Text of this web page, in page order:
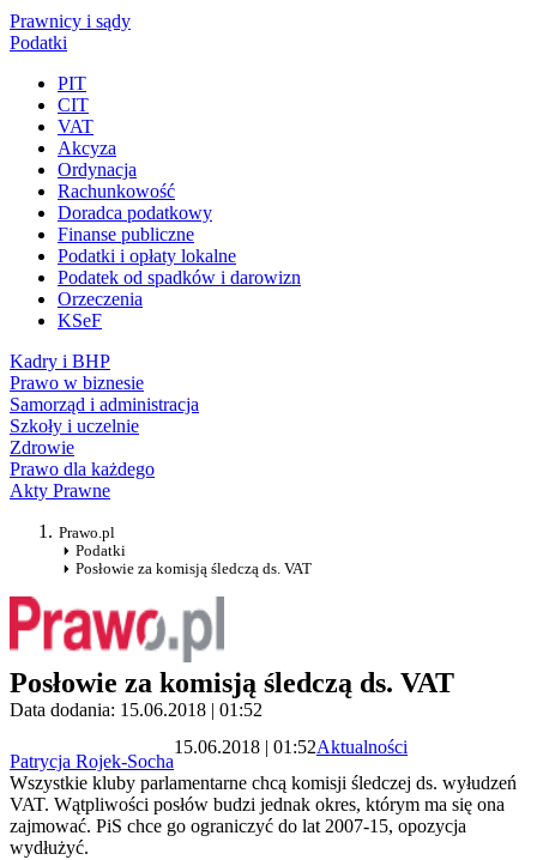
Prawnicy i sądy
Podatki
PIT
CIT
VAT
Akcyza
Ordynacja
Rachunkowość
Doradca podatkowy
Finanse publiczne
Podatki i opłaty lokalne
Podatek od spadków i darowizn
Orzeczenia
KSeF
Kadry i BHP
Prawo w biznesie
Samorząd i administracja
Szkoły i uczelnie
Zdrowie
Prawo dla każdego
Akty Prawne
Prawo.pl
Podatki
Posłowie za komisją śledczą ds. VAT
Posłowie za komisją śledczą ds. VAT
Data dodania: 15.06.2018 | 01:52
Patrycja Rojek-Socha
15.06.2018 | 01:52Aktualności
Wszystkie kluby parlamentarne chcą komisji śledczej ds. wyłudzeń
VAT. Wątpliwości posłów budzi jednak okres, którym ma się ona
zajmować. PiS chce go ograniczyć do lat 2007-15, opozycja
wydłużyć.